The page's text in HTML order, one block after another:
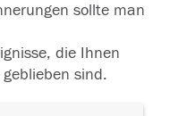
sollte man
die Ihnen
sind.